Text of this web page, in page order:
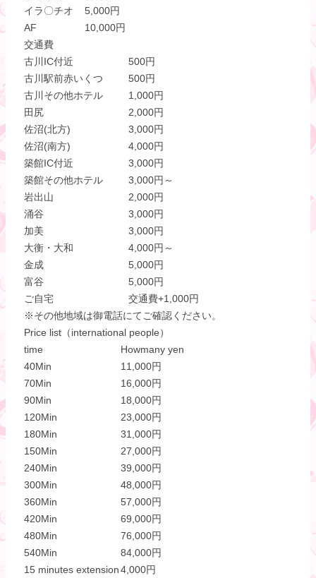
イラ〇チオ
5,000円
AF
10,000円
交通費
古川IC付近
500円
古川駅前赤いくつ
500円
古川その他ホテル
1,000円
田尻
2,000円
佐沼(北方)
3,000円
佐沼(南方)
4,000円
築館IC付近
3,000円
築館その他ホテル
3,000円～
岩出山
2,000円
涌谷
3,000円
加美
3,000円
大衡・大和
4,000円～
金成
5,000円
富谷
5,000円
ご自宅
交通費+1,000円
※その他地域は御電話にてご確認ください。
Price list（international people）
time
Howmany yen
40Min
11,000円
70Min
16,000円
90Min
18,000円
120Min
23,000円
180Min
31,000円
150Min
27,000円
240Min
39,000円
300Min
48,000円
360Min
57,000円
420Min
69,000円
480Min
76,000円
540Min
84,000円
15 minutes extension4,000円